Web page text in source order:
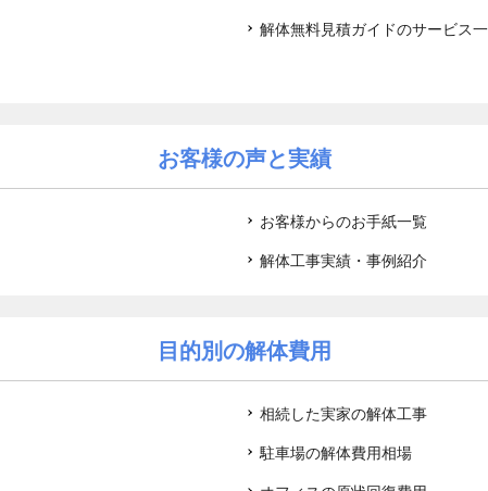
解体無料見積ガイドのサービス
お客様の声と実績
お客様からのお手紙一覧
解体工事実績・事例紹介
目的別の解体費用
相続した実家の解体工事
駐車場の解体費用相場